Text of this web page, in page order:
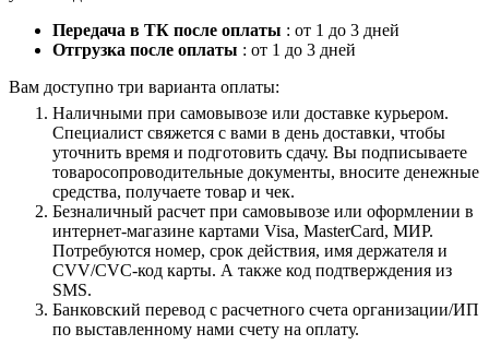
Передача в ТК после оплаты : от 1 до 3 дней
Отгрузка после оплаты : от 1 до 3 дней
Вам доступно три варианта оплаты:
Наличными при самовывозе или доставке курьером.
Специалист свяжется с вами в день доставки, чтобы
уточнить время и подготовить сдачу. Вы подписываете
товаросопроводительные документы, вносите денежные
средства, получаете товар и чек.
Безналичный расчет при самовывозе или оформлении в
интернет-магазине картами Visa, MasterCard, МИР.
Потребуются номер, срок действия, имя держателя и
CVV/CVC-код карты. А также код подтверждения из
SMS.
Банковский перевод с расчетного счета организации/ИП
по выставленному нами счету на оплату.